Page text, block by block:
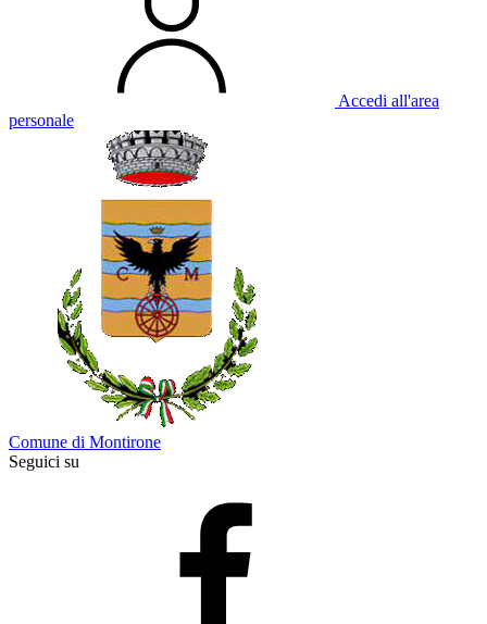
Accedi all'area
personale
Comune di Montirone
Seguici su